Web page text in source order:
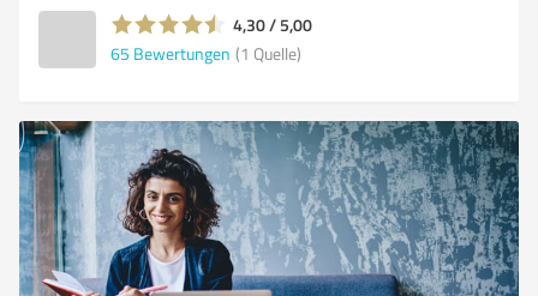
4,30 / 5,00
65 Bewertungen (1 Quelle)